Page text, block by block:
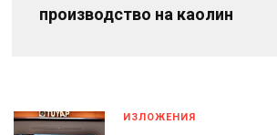
производство на каолин
ИЗЛОЖЕНИЯ